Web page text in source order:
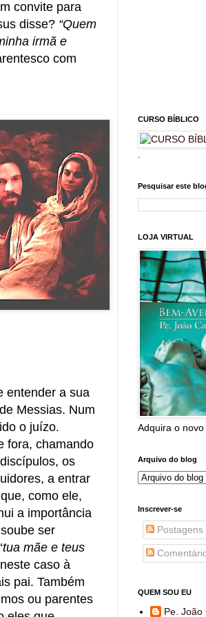
convite para
disse? “Quem
irmã e
com
entender a sua
Messias. Num
o juízo.
fora, chamando
os
a entrar
como ele,
a importância
ser
tua mãe e teus
caso à
pai. Também
ou parentes
CURSO BÍBLICO
Pesquisar este
LOJA VIRTUAL
Adquira o
Arquivo do blog
Inscrever-se
Postagens
QUEM SOU EU
Pe. João